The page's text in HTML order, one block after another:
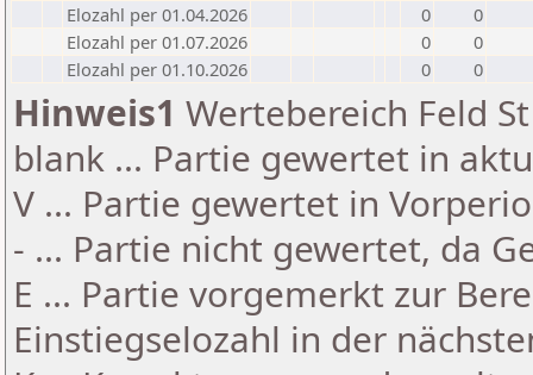
Elozahl per 01.04.2026
0
0
Elozahl per 01.07.2026
0
0
Elozahl per 01.10.2026
0 0
Hinweis1 Wertebereich Feld
blank ... Partie gewertet in
V ... Partie gewertet in
- ... Partie nicht gewertet, da
E ... Partie vorgemerkt zur
Einstiegselozahl in der